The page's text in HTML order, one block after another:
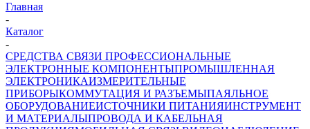
Главная
-
Каталог
-
СРЕДСТВА СВЯЗИ ПРОФЕССИОНАЛЬНЫЕ
ЭЛЕКТРОННЫЕ КОМПОНЕНТЫПРОМЫШЛЕННАЯ
ЭЛЕКТРОНИКАИЗМЕРИТЕЛЬНЫЕ
ПРИБОРЫКОММУТАЦИЯ И РАЗЪЕМЫПАЯЛЬНОЕ
ОБОРУДОВАНИЕИСТОЧНИКИ ПИТАНИЯИНСТРУМЕНТ
И МАТЕРИАЛЫПРОВОДА И КАБЕЛЬНАЯ